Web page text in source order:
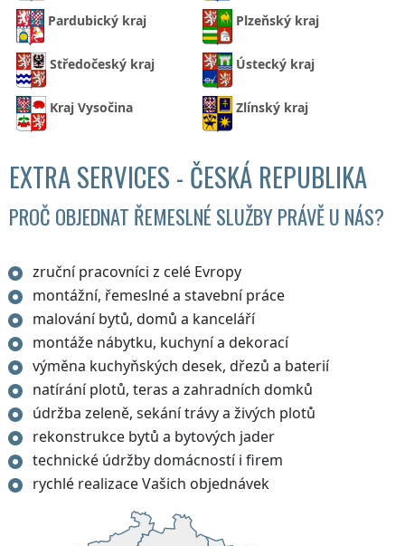
Pardubický kraj Plzeňský kraj
Středočeský kraj Ústecký kraj
Kraj Vysočina Zlínský kraj
EXTRA SERVICES - ČESKÁ REPUBLIKA
PROČ OBJEDNAT ŘEMESLNÉ SLUŽBY PRÁVĚ U NÁS?
zruční pracovníci z celé Evropy
montážní, řemeslné a stavební práce
malování bytů, domů a kanceláří
montáže nábytku, kuchyní a dekorací
výměna kuchyňských desek, dřezů a baterií
natírání plotů, teras a zahradních domků
údržba zeleně, sekání trávy a živých plotů
rekonstrukce bytů a bytových jader
technické údržby domácností i firem
rychlé realizace Vašich objednávek